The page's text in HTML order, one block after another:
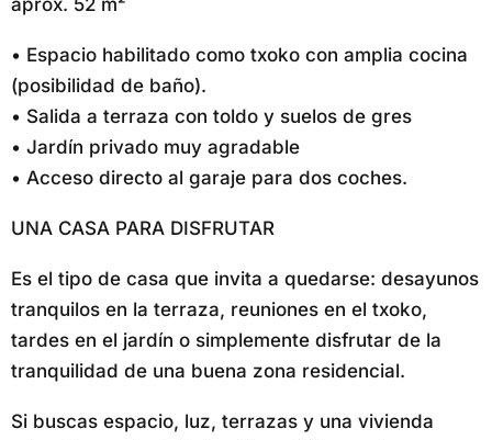
aprox. 52 m²
• Espacio habilitado como txoko con amplia cocina
(posibilidad de baño).
• Salida a terraza con toldo y suelos de gres
• Jardín privado muy agradable
• Acceso directo al garaje para dos coches.
UNA CASA PARA DISFRUTAR
Es el tipo de casa que invita a quedarse: desayunos
tranquilos en la terraza, reuniones en el txoko,
tardes en el jardín o simplemente disfrutar de la
tranquilidad de una buena zona residencial.
Si buscas espacio, luz, terrazas y una vivienda